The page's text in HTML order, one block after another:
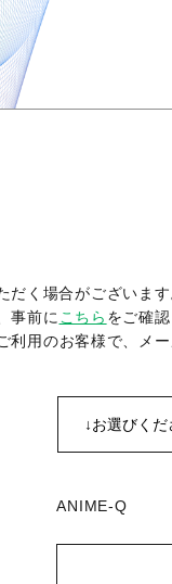
だく場合がございます
事前に こちら をご確認
利用のお客様で、メ
ANIME-Q